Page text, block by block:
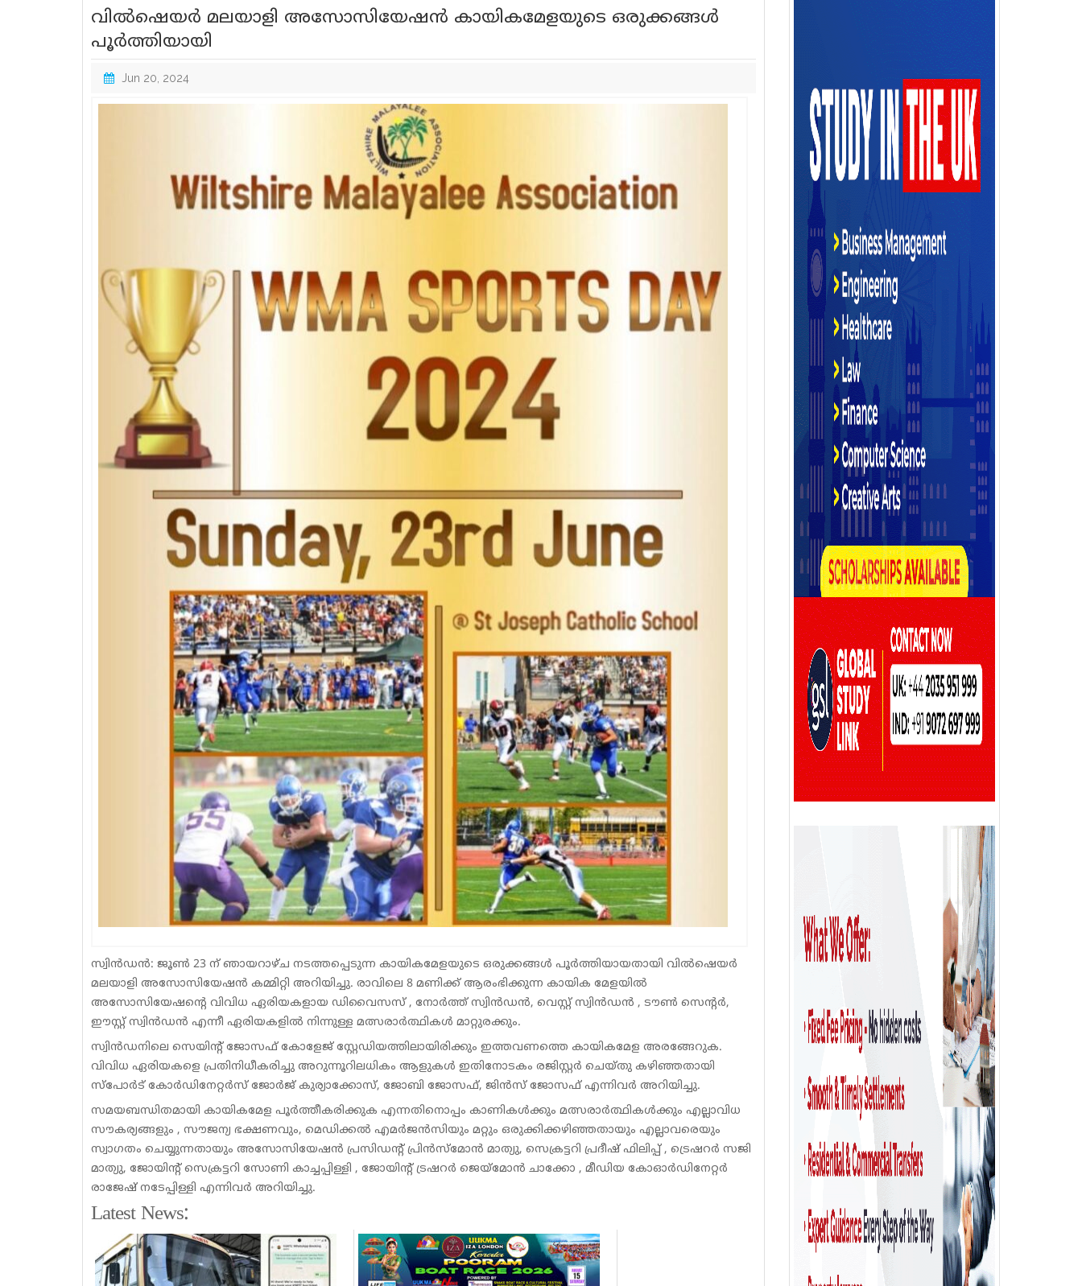
വിൽഷെയർ മലയാളി അസോസിയേഷൻ കായികമേളയുടെ ഒരുക്കങ്ങൾ
പൂർത്തിയായി
Jun 20, 2024
സ്വിൻഡൻ: ജൂൺ 23 ന് ഞായറാഴ്ച നടത്തപ്പെടുന്ന കായികമേളയുടെ ഒരുക്കങ്ങൾ പൂർത്തിയായതായി വിൽഷെയർ
മലയാളി അസോസിയേഷൻ കമ്മിറ്റി അറിയിച്ചു. രാവിലെ 8 മണിക്ക് ആരംഭിക്കുന്ന കായിക മേളയിൽ
അസോസിയേഷന്റെ വിവിധ ഏരിയകളായ ഡിവൈസസ് , നോർത്ത് സ്വിൻഡൻ, വെസ്റ്റ് സ്വിൻഡൻ , ടൗൺ സെന്റർ,
ഈസ്റ്റ് സ്വിൻഡൻ എന്നീ ഏരിയകളിൽ നിന്നുള്ള മത്സരാർത്ഥികൾ മാറ്റുരക്കും.
സ്വിൻഡനിലെ സെയിന്റ് ജോസഫ് കോളേജ് സ്റ്റേഡിയത്തിലായിരിക്കും ഇത്തവണത്തെ കായികമേള അരങ്ങേറുക.
വിവിധ ഏരിയകളെ പ്രതിനിധീകരിച്ചു അറുന്നൂറിലധികം ആളുകൾ ഇതിനോടകം രജിസ്റ്റർ ചെയ്തു കഴിഞ്ഞതായി
സ്‌പോർട് കോർഡിനേറ്റർസ് ജോർജ് കുര്യാക്കോസ്‌, ജോബി ജോസഫ്, ജിൻസ് ജോസഫ് എന്നിവർ അറിയിച്ചു.
സമയബന്ധിതമായി കായികമേള പൂർത്തീകരിക്കുക എന്നതിനൊപ്പം കാണികൾക്കും മത്സരാർത്ഥികൾക്കും എല്ലാവിധ
സൗകര്യങ്ങളും , സൗജന്യ ഭക്ഷണവും, മെഡിക്കൽ എമർജൻസിയും മറ്റും ഒരുക്കിക്കഴിഞ്ഞതായും എല്ലാവരെയും
സ്വാഗതം ചെയ്യുന്നതായും അസോസിയേഷൻ പ്രസിഡന്റ് പ്രിൻസ്‌മോൻ മാത്യു, സെക്രട്ടറി പ്രദീഷ് ഫിലിപ്പ് , ട്രെഷറർ സജി
മാത്യു, ജോയിന്റ് സെക്രട്ടറി സോണി കാച്ചപ്പിള്ളി , ജോയിന്റ് ട്രഷറർ ജെയ്‌മോൻ ചാക്കോ , മീഡിയ കോഓർഡിനേറ്റർ
രാജേഷ് നടേപ്പിള്ളി എന്നിവർ അറിയിച്ചു.
Latest News: